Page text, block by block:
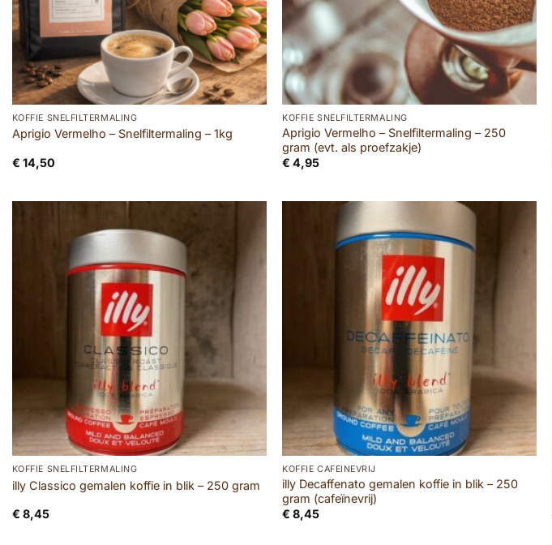
KOFFIE SNELFILTERMALING
Aprigio Vermelho – Snelfiltermaling – 1kg
€ 14,50
KOFFIE SNELFILTERMALING
Aprigio Vermelho – Snelfiltermaling – 250
gram (evt. als proefzakje)
€ 4,95
KOFFIE SNELFILTERMALING
illy Classico gemalen koffie in blik – 250 gram
€ 8,45
KOFFIE CAFEÏNEVRIJ
illy Decaffenato gemalen koffie in blik – 250
gram (cafeïnevrij)
€ 8,45